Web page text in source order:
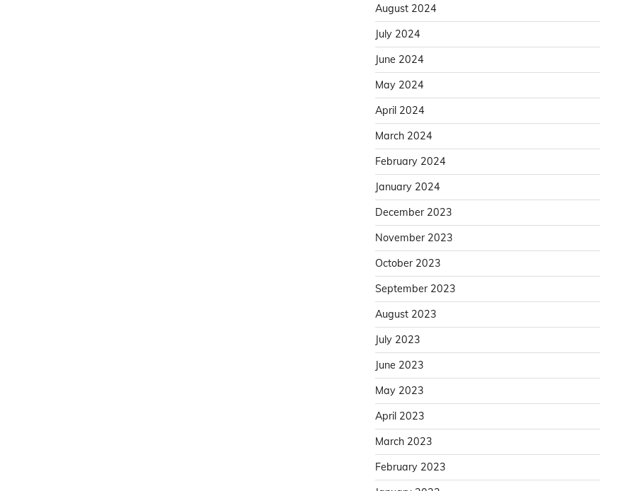
August 2024
July 2024
June 2024
May 2024
April 2024
March 2024
February 2024
January 2024
December 2023
November 2023
October 2023
September 2023
August 2023
July 2023
June 2023
May 2023
April 2023
March 2023
February 2023